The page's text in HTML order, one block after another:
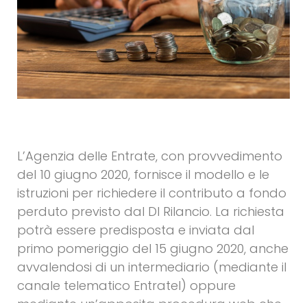
L’Agenzia delle Entrate, con provvedimento
del 10 giugno 2020, fornisce il modello e le
istruzioni per richiedere il contributo a fondo
perduto previsto dal Dl Rilancio. La richiesta
potrà essere predisposta e inviata dal
primo pomeriggio del 15 giugno 2020, anche
avvalendosi di un intermediario (mediante il
canale telematico Entratel) oppure